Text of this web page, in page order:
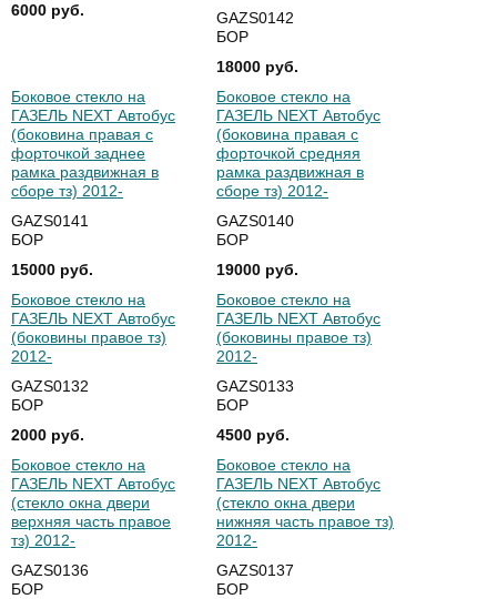
6000 руб.
GAZS0142
БОР
18000 руб.
Боковое стекло на
ГАЗЕЛЬ NEXT Автобус
(боковина правая с
форточкой заднее
рамка раздвижная в
сборе тз) 2012-
GAZS0141
БОР
15000 руб.
Боковое стекло на
ГАЗЕЛЬ NEXT Автобус
(боковина правая с
форточкой средняя
рамка раздвижная в
сборе тз) 2012-
GAZS0140
БОР
19000 руб.
Боковое стекло на
ГАЗЕЛЬ NEXT Автобус
(боковины правое тз)
2012-
GAZS0132
БОР
2000 руб.
Боковое стекло на
ГАЗЕЛЬ NEXT Автобус
(боковины правое тз)
2012-
GAZS0133
БОР
4500 руб.
Боковое стекло на
ГАЗЕЛЬ NEXT Автобус
(стекло окна двери
верхняя часть правое
тз) 2012-
GAZS0136
БОР
Боковое стекло на
ГАЗЕЛЬ NEXT Автобус
(стекло окна двери
нижняя часть правое тз)
2012-
GAZS0137
БОР